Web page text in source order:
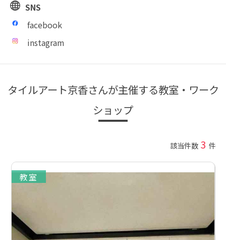
SNS
facebook
instagram
タイルアート京香さんが主催する教室・ワーク
ショップ
該当件数 3 件
教室